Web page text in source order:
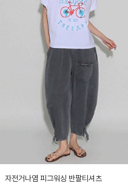
자전거나염 피그워싱 반팔티셔츠